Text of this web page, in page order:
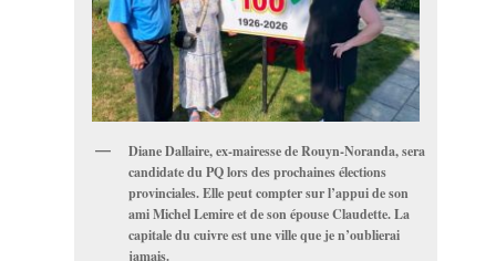
Diane Dallaire, ex-mairesse de Rouyn-Noranda, sera
candidate du PQ lors des prochaines élections
provinciales. Elle peut compter sur l’appui de son
ami Michel Lemire et de son épouse Claudette. La
capitale du cuivre est une ville que je n’oublierai
jamais.